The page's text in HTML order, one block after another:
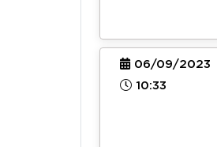
06/09/2023
10:33